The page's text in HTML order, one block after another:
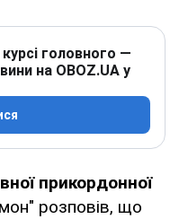
головного —
на OBOZ.UA у
прикордонної
розповів, що